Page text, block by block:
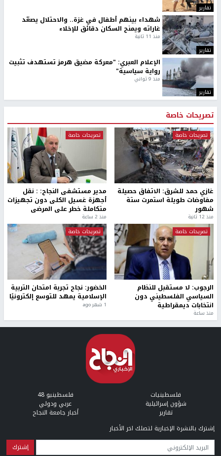
تقارير
تقارير
شهداء بينهم أطفال في غزة.. والاحتلال يصعّد
غاراته ويمنح السكان دقائق للإخلاء
منذ 11 ثانية
تقارير
الإعلام العبري: "معركة مضيق هرمز تستهدف تثبيت
رواية سياسية"
منذ 9 ثواني
تصريحات خاصة
تصريحات خاصة
غازي حمد للشرق: الاتفاق حصيلة
مفاوضات طويلة استمرت ستة
شهور
منذ 12 ثانية
تصريحات خاصة
مدير مستشفى النجاح: : نقل
أجهزة غسيل الكلى دون تجهيزات
متكاملة خطر على المرضى
منذ 2 ساعة
تصريحات خاصة
الرجوب: لا مستقبل للنظام
السياسي الفلسطيني دون
انتخابات ديمقراطية
منذ ساعة
تصريحات خاصة
الخضور: نجاح تجربة امتحان التربية
الإسلامية يمهد للتوسع إلكترونيًا
1 شهر ago
فلسطينيات فلسطينيو 48
شؤون إسرائيلية عربي ودولي
تقارير
أخبار جامعة النجاح
إشترك بالنشرة الإخبارية لتصلك اخر الأخبار
البريد الإلكتروني